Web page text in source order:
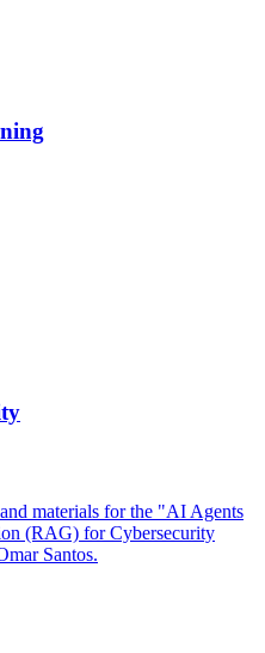
materials for the "AI Agents
(RAG) for Cybersecurity
Santos.